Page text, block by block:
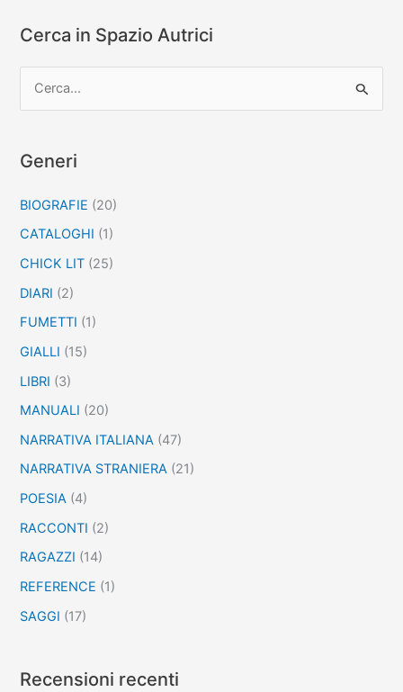
Cerca in Spazio Autrici
c
:
Generi
BIOGRAFIE (20)
CATALOGHI (1)
CHICK LIT (25)
DIARI (2)
FUMETTI (1)
GIALLI (15)
LIBRI (3)
MANUALI (20)
NARRATIVA ITALIANA (47)
NARRATIVA STRANIERA (21)
POESIA (4)
RACCONTI (2)
RAGAZZI (14)
REFERENCE (1)
SAGGI (17)
Recensioni recenti